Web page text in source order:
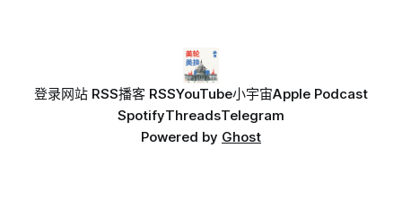
登录网站 RSS播客 RSSYouTube小宇宙Apple Podcast
SpotifyThreadsTelegram
Powered by Ghost